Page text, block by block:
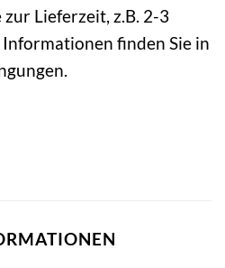
Lieferzeit, z.B. 2-3
finden Sie in